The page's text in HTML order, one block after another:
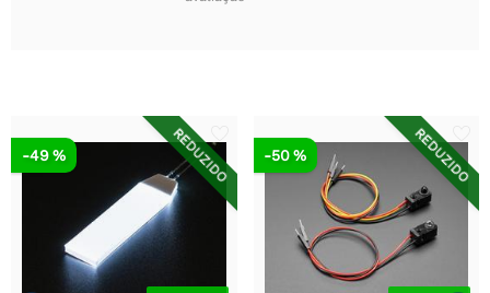
REDUZIDO
-49 % REDUZIDO
-50 %